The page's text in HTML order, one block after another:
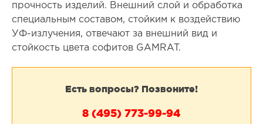
прочность изделий. Внешний слой и обработка
специальным составом, стойким к воздействию
УФ-излучения, отвечают за внешний вид и
стойкость цвета софитов GAMRAT.
Есть вопросы? Позвоните!
8 (495) 773-99-94